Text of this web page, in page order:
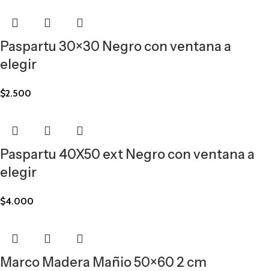
Paspartu 30×30 Negro con ventana a
elegir
$2.500
Paspartu 40X50 ext Negro con ventana a
elegir
$4.000
Marco Madera Mañio 50×60 2 cm